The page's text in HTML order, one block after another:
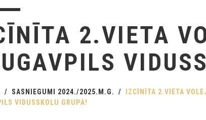
2.VIETA
SASNIEGUMI 2024./2025.M.G.
IZCĪNĪTA 2.VIETA
VIDUSSKOLU GRUPĀ!